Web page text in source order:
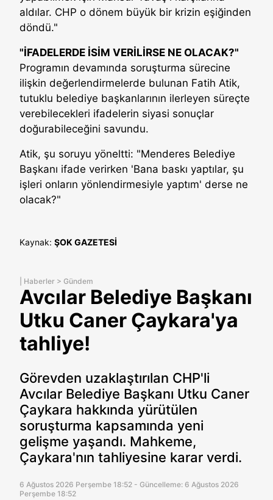
aldılar. CHP o dönem büyük bir krizin eşiğinden
döndü."
"İFADELERDE İSİM VERİLİRSE NE OLACAK?"
Programın devamında soruşturma sürecine
ilişkin değerlendirmelerde bulunan Fatih Atik,
tutuklu belediye başkanlarının ilerleyen süreçte
verebilecekleri ifadelerin siyasi sonuçlar
doğurabileceğini savundu.
Atik, şu soruyu yöneltti: "Menderes Belediye
Başkanı ifade verirken 'Bana baskı yaptılar, şu
işleri onların yönlendirmesiyle yaptım' derse ne
olacak?"
Kaynak: ŞOK GAZETESİ
Haberler > Gündem
Avcılar Belediye Başkanı
Utku Caner Çaykara'ya
tahliye!
Görevden uzaklaştırılan CHP'li
Avcılar Belediye Başkanı Utku Caner
Çaykara hakkında yürütülen
soruşturma kapsamında yeni
gelişme yaşandı. Mahkeme,
Çaykara'nın tahliyesine karar verdi.
6 Ağustos 2026 Perşembe 18:52 - Güncelleme: 6 Ağustos 2026
Perşembe 18:52